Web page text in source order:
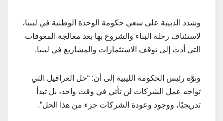
وشدد الدبيبة على سعي حكومة الوحدة الوطنية في ليبيا،
لاستئناف رحلة البناء والشروع بها بعد معالجة المعوقات
التي أدت إلى توقف الاستثمارات والمشاريع في ليبيا.
ونوَّه رئيس الحكومة الليبية إلى أن: “حل العراقيل التي
تواجه عمل الشركات لن تأتي في وقت واحد، بل تبدأ
تدريجيًا، ووجود وعودة الشركات جزء من هذا الحل”.